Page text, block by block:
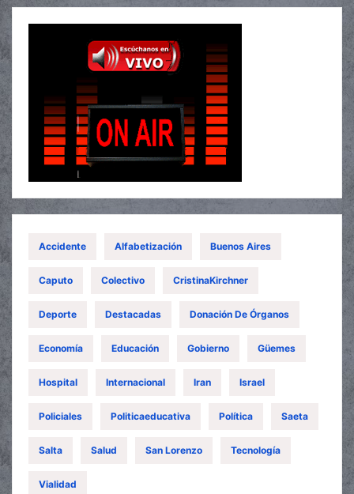
Accidente Alfabetización Buenos Aires
Caputo Colectivo CristinaKirchner
Deporte Destacadas Donación De Órganos
Economía Educación Gobierno Güemes
Hospital Internacional Iran Israel
Policiales Politicaeducativa Política Saeta
Salta Salud San Lorenzo Tecnología
Vialidad